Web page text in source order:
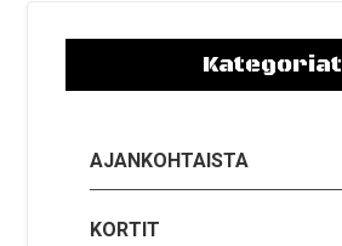
Kategoriat
AJANKOHTAISTA
KORTIT